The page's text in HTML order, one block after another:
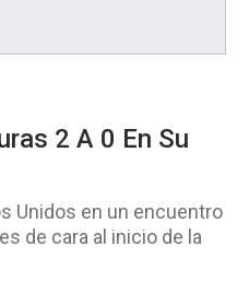
2 A 0 En Su
Unidos en un encuentro
de cara al inicio de la